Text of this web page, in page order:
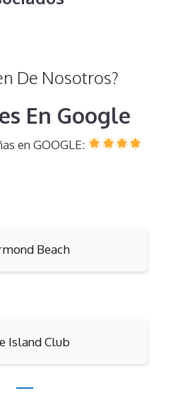
De Nosotros?
En Google
en GOOGLE:
Beach
Island Club